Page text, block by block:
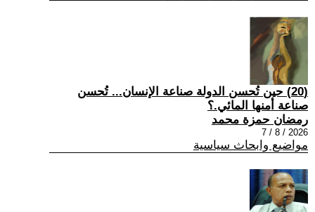
(20) حين تُحسن الدولة صناعة الإنسان... تُحسن
صناعة أمنها المائي.؟
رمضان حمزة محمد
2026 / 8 / 7
مواضيع وابحاث سياسية